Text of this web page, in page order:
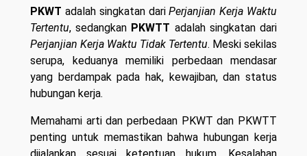
PKWT adalah singkatan dariPerjanjian Kerja Waktu
Tertentu, sedangkan PKWTT adalah singkatan dari
Perjanjian Kerja Waktu Tidak Tertentu. Meski sekilas
serupa, keduanya memiliki perbedaan mendasar
yang berdampak pada hak, kewajiban, dan status
hubungan kerja.
Memahami arti dan perbedaan PKWT dan PKWTT
penting untuk memastikan bahwa hubungan kerja